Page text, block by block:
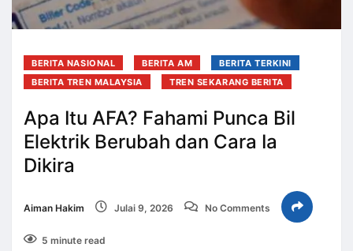
BERITA NASIONAL BERITA AM
BERITA TERKINI
BERITA TREN MALAYSIA
TREN SEKARANG BERITA
Apa Itu AFA? Fahami Punca Bil
Elektrik Berubah dan Cara Ia
Dikira
Aiman Hakim Julai 9, 2026 No Comments
5 minute read